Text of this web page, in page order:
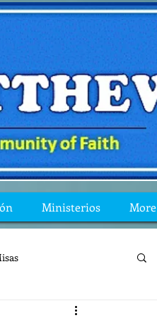
Ministerios More